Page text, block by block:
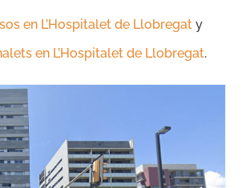
en L’Hospitalet de Llobregat y
en L’Hospitalet de Llobregat.